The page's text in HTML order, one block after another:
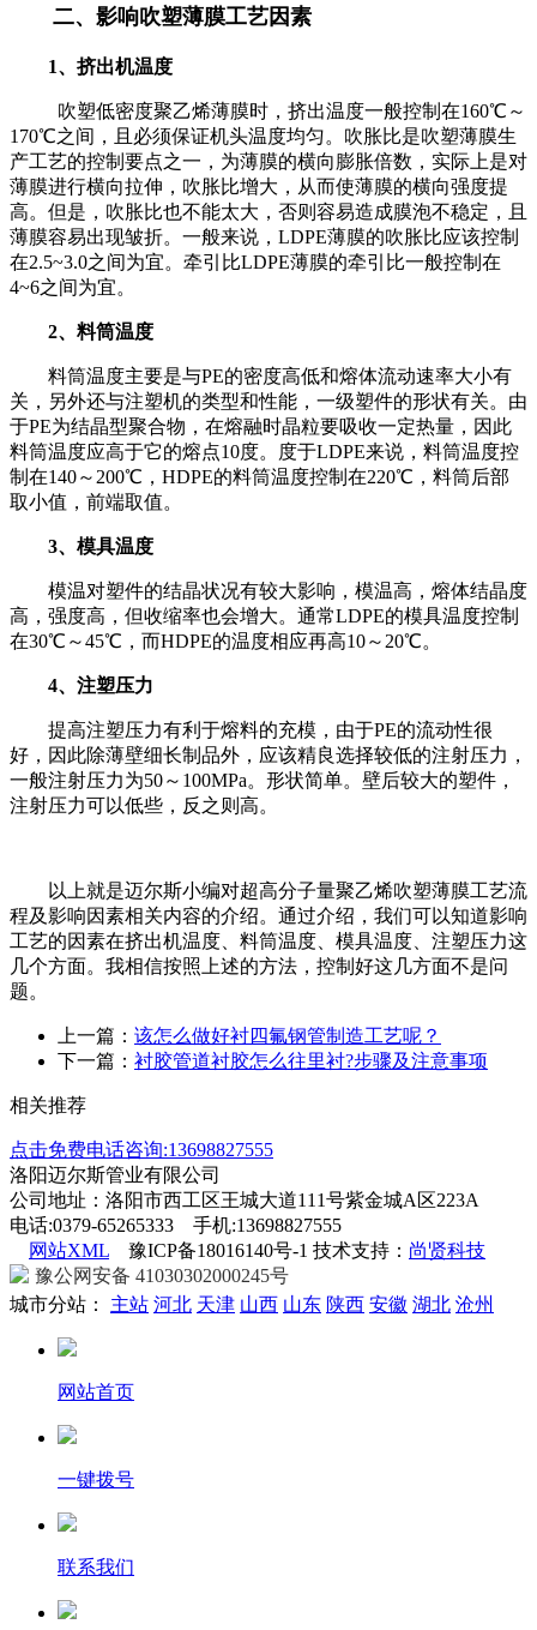
二、影响吹塑薄膜工艺因素
1、挤出机温度
吹塑低密度聚乙烯薄膜时，挤出温度一般控制在160℃～
170℃之间，且必须保证机头温度均匀。吹胀比是吹塑薄膜生
产工艺的控制要点之一，为薄膜的横向膨胀倍数，实际上是对
薄膜进行横向拉伸，吹胀比增大，从而使薄膜的横向强度提
高。但是，吹胀比也不能太大，否则容易造成膜泡不稳定，且
薄膜容易出现皱折。一般来说， LDPE薄膜的吹胀比应该控制
在2.5~3.0之间为宜。牵引比LDPE薄膜的牵引比一般控制在
4~6之间为宜。
2、料筒温度
料筒温度主要是与PE的密度高低和熔体流动速率大小有
关，另外还与注塑机的类型和性能，一级塑件的形状有关。由
于PE为结晶型聚合物，在熔融时晶粒要吸收一定热量，因此
料筒温度应高于它的熔点10度。度于LDPE来说，料筒温度控
制在140～ 200℃， HDPE的料筒温度控制在220℃，料筒后部
取小值，前端取值。
3、模具温度
模温对塑件的结晶状况有较大影响，模温高，熔体结晶度
高，强度高，但收缩率也会增大。通常LDPE的模具温度控制
在30℃～45℃，而HDPE的温度相应再高10～ 20℃。
4、注塑压力
提高注塑压力有利于熔料的充模，由于PE的流动性很
好，因此除薄壁细长制品外，应该精良选择较低的注射压力，
一般注射压力为50～ 100MPa。形状简单。壁后较大的塑件，
注射压力可以低些，反之则高。
以上就是迈尔斯小编对超高分子量聚乙烯吹塑薄膜工艺流
程及影响因素相关内容的介绍。通过介绍，我们可以知道影响
工艺的因素在挤出机温度、料筒温度、模具温度、注塑压力这
几个方面。我相信按照上述的方法，控制好这几方面不是问
题。
上一篇： 该怎么做好衬四氟钢管制造工艺呢？
下一篇： 衬胶管道衬胶怎么往里衬?步骤及注意事项
相关推荐
点击免费电话咨询:13698827555
洛阳迈尔斯管业有限公司
公司地址：洛阳市西工区王城大道111号紫金城A区223A
电话:0379-65265333 手机:13698827555
网站XML 豫ICP备18016140号-1 技术支持： 尚贤科技
豫公网安备 41030302000245号
城市分站：
主站 河北 天津 山西 山东 陕西 安徽 湖北 沧州
网站首页
一键拨号
联系我们